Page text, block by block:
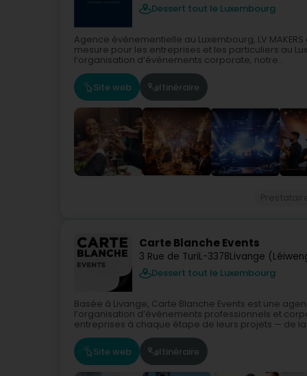
Dessert tout le Luxembourg
Agence événementielle au Luxembourg, LV
mesure pour les entreprises et les particuliers au
l’organisation d’événements corporate, notre...
Site web Itinéraire
Carte Blanche Events
3 Rue de TuriL-3378Livange
Dessert tout le Luxembourg
Basée à Livange, Carte Blanche Events est une
l’organisation d’événements professionnels et
entreprises à chaque étape de leurs projets — de
Site web Itinéraire